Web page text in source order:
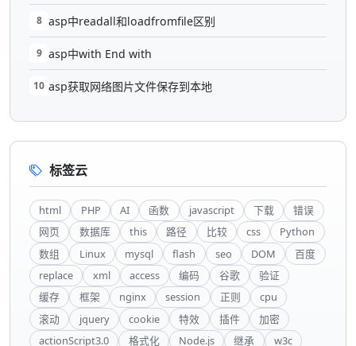
8 asp中readall和loadfromfile区别
9 asp中with End with
10 asp获取网络图片文件保存到本地
标签云
html PHP AI 函数 javascript 下载
错误
网页
数据库 this 路径 比较 css
Python
数组
Linux mysql flash seo DOM
百度
replace
xml access 编码 谷歌
验证
缓存
框架 nginx session 正则
cpu
滚动
jquery cookie 特效 插件
加密
actionScript3.0
格式化 Node.js 继承 w3c